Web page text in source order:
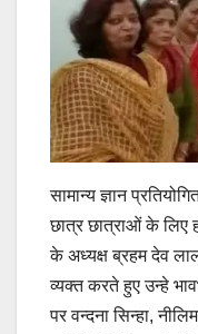
सामान्य ज्ञान
छात्र छात्राओं के लिए
के अध्यक्ष ब्रहम देव
व्यक्त करते हुए उन्हे
पर वन्दना सिन्हा,